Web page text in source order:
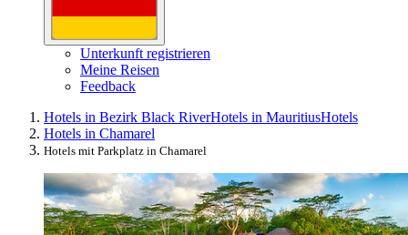
Unterkunft registrieren
Meine Reisen
Feedback
Hotels in Bezirk Black RiverHotels in MauritiusHotels
Hotels in Chamarel
Hotels mit Parkplatz in Chamarel